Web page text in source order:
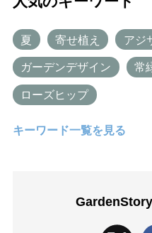
夏 寄せ植え アジ
ガーデンデザイン 常
ローズヒップ
キーワード一覧を見る